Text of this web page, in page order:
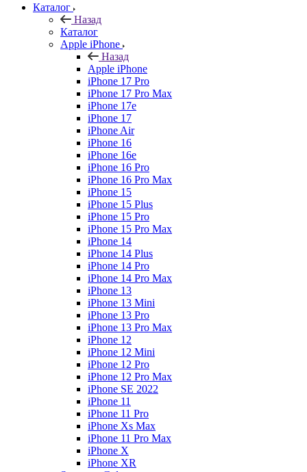
Каталог
Назад
Каталог
Apple iPhone
Назад
Apple iPhone
iPhone 17 Pro
iPhone 17 Pro Max
iPhone 17e
iPhone 17
iPhone Air
iPhone 16
iPhone 16e
iPhone 16 Pro
iPhone 16 Pro Max
iPhone 15
iPhone 15 Plus
iPhone 15 Pro
iPhone 15 Pro Max
iPhone 14
iPhone 14 Plus
iPhone 14 Pro
iPhone 14 Pro Max
iPhone 13
iPhone 13 Mini
iPhone 13 Pro
iPhone 13 Pro Max
iPhone 12
iPhone 12 Mini
iPhone 12 Pro
iPhone 12 Pro Max
iPhone SE 2022
iPhone 11
iPhone 11 Pro
iPhone Xs Max
iPhone 11 Pro Max
iPhone X
iPhone XR